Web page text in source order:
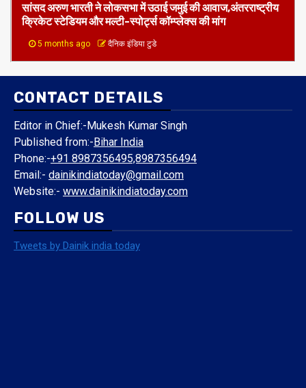
​सांसद अरुण भारती ने लोकसभा में उठाई जमुई की आवाज,अंतरराष्ट्रीय
क्रिकेट स्टेडियम और मल्टी-स्पोर्ट्स कॉम्प्लेक्स की मांग
5 months ago दैनिक इंडिया टुडे
CONTACT DETAILS
Editor in Chief:-Mukesh Kumar Singh
Published from:-Bihar India
Phone:-+91 8987356495,8987356494
Email:- dainikindiatoday@gmail.com
Website:- www.dainikindiatoday.com
FOLLOW US
Tweets by Dainik india today